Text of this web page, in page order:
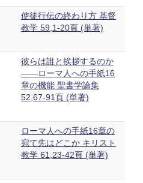
使徒行伝の終わり方 基督
教学 59,1-20頁 (単著)
彼らは誰と挨拶するのか
――ローマ人への手紙16
章の機能 聖書学論集
52,67-91頁 (単著)
ローマ人への手紙16章の
宛て先はどこか キリスト
教学 61,23-42頁 (単著)